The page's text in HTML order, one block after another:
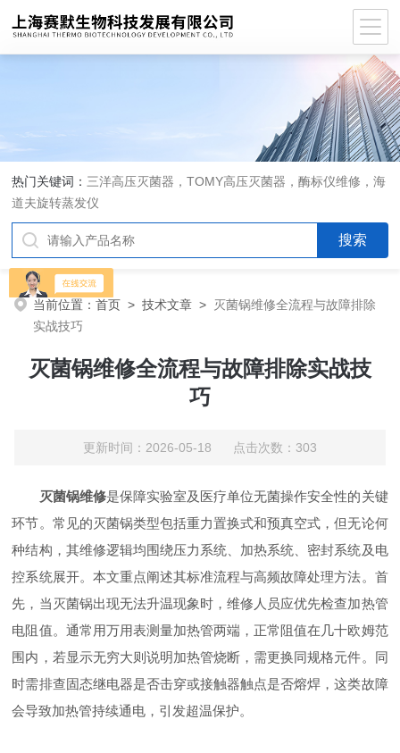
热门关键词： 三洋高压灭菌器，TOMY高压灭菌器，酶标仪维修，海
道夫旋转蒸发仪
当前位置：首页 >技术文章 > 灭菌锅维修全流程与故障排除
实战技巧
灭菌锅维修全流程与故障排除实战技
巧
更新时间：2026-05-18 点击次数：303
灭菌锅维修是保障实验室及医疗单位无菌操作安全性的关键
环节。常见的灭菌锅类型包括重力置换式和预真空式，但无论何
种结构，其维修逻辑均围绕压力系统、加热系统、密封系统及电
控系统展开。本文重点阐述其标准流程与高频故障处理方法。首
先，当灭菌锅出现无法升温现象时，维修人员应优先检查加热管
电阻值。通常用万用表测量加热管两端，正常阻值在几十欧姆范
围内，若显示无穷大则说明加热管烧断，需更换同规格元件。同
时需排查固态继电器是否击穿或接触器触点是否熔焊，这类故障
会导致加热管持续通电，引发超温保护。